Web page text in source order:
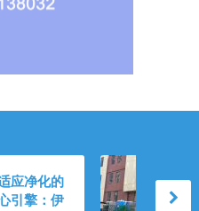
应净化的
引擎：伊
恒效低阻 智驭多
场景：伊希欧自
动卷绕式空气过